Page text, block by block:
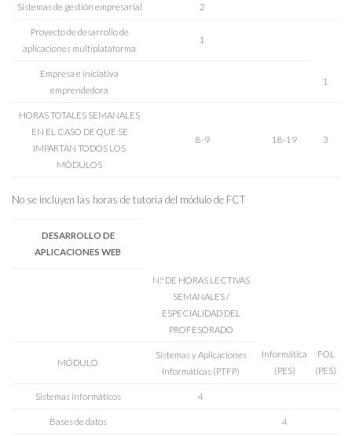
Sistemas de gestión empresarial 2
Proyecto de desarrollo de
aplicaciones multiplataforma
1
Empresa e iniciativa
emprendedora
1
HORAS TOTALES SEMANALES
EN EL CASO DE QUE SE
IMPARTAN TODOS LOS
MÓDULOS
8-9 18-19 3
No se incluyen las horas de tutoría del módulo de FCT
DESARROLLO DE
APLICACIONES WEB
N.º DE HORAS LECTIVAS
SEMANALES /
ESPECIALIDAD DEL
PROFESORADO
MÓDULO
Sistemas y Aplicaciones
Informáticas (PTFP)
Informática
(PES)
FOL
(PES)
Sistemas informáticos 4
Bases de datos 4